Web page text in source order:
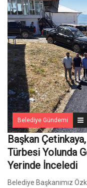
Belediye Gündemi
Başkan
Türbesi Yolunda
Yerinde İnceledi
Belediye Başkanımız